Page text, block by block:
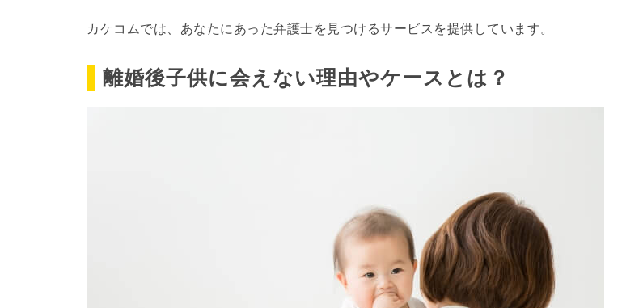
カケコムでは、あなたにあった弁護士を見つけるサービスを提供しています。
離婚後子供に会えない理由やケースとは？